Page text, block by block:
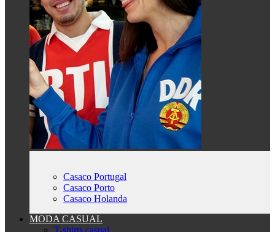
Casaco Portugal
Casaco Porto
Casaco Holanda
MODA CASUAL
T-shirts casual